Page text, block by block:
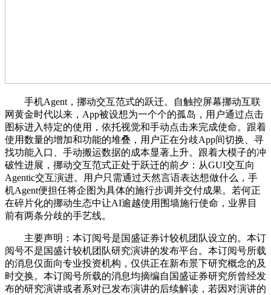
手机Agent，挪动交互范式的跃迁。自触控屏幕挪动互联
网黄金时代以来，App被设想为一个个的孤岛，用户通过点击
图标进入特定的使用，依托视觉和手动点击来完成使命。跟着
使用数量的增加和功能的堆叠，用户正在分歧App间切换、寻
找功能入口、手动搬运数据的成本显著上升。跟着大模子的冲
破性进展，挪动交互范式正处于跃迁的前夕：从GUI交互向
Agentic交互演进。用户只需通过天然言语表达想做什么，手
机Agent便担任将企图为具体的施行步调并交付成果。若何正
在碎片化的挪动生态中让AI逾越使用围墙施行使命，业界目
前有两条分歧的手艺线。
主要声明：本订阅号是国盛证券计较机团队设立的。本订
阅号不是国盛计较机团队研究演讲的发布平台。本订阅号所载
的消息仅面向专业投资机构，仅供正在新布景下研究概念的及
时交换。本订阅号所载的消息均摘编自国盛证券研究所曾经发
布的研究演讲或者系对已发布演讲的后续解读，若因对演讲的